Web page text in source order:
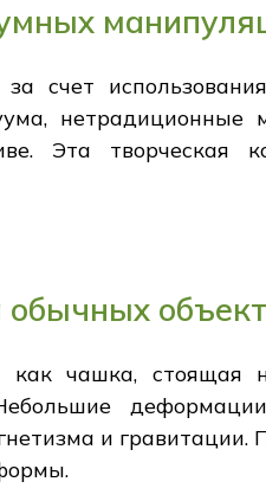
счет
нетрадиционные
Эта творческая
чашка, стоящая
и гравитации.